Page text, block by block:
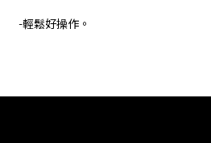
-輕鬆好操作。